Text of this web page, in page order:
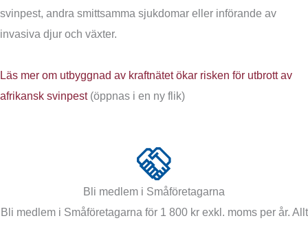
svinpest, andra smittsamma sjukdomar eller införande av
invasiva djur och växter.
Läs mer om utbyggnad av kraftnätet ökar risken för utbrott av
afrikansk svinpest(öppnas i en ny flik)
Bli medlem i Småföretagarna
Bli medlem i Småföretagarna för 1 800 kr exkl. moms per år. Allt